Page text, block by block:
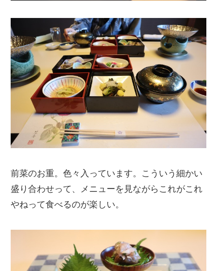
前菜のお重。色々入っています。こういう細かい
盛り合わせって、メニューを見ながらこれがこれ
やねって食べるのが楽しい。